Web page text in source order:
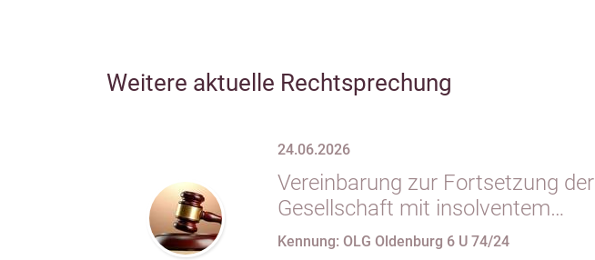
Weitere aktuelle Rechtsprechung
24.06.2026
Vereinbarung zur Fortsetzung der
Gesellschaft mit insolventem
Gesellschafter in
Kennung: OLG Oldenburg 6 U 74/24